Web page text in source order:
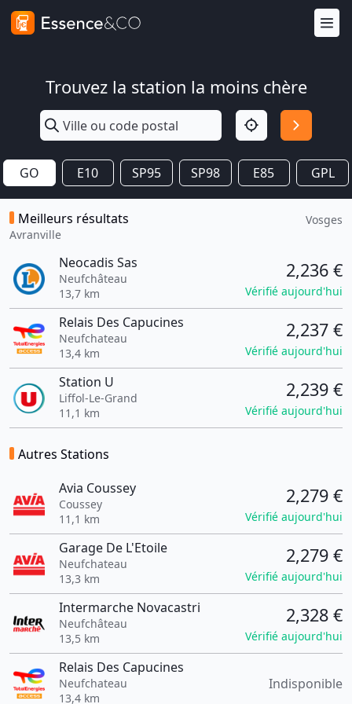
Trouvez la station la moins chère
GO E10 SP95 SP98 E85 GPL
Meilleurs résultats
Avranville
Vosges
Neocadis Sas
Neufchâteau
13,7 km
2,236 €
Vérifié aujourd'hui
Relais Des Capucines
Neufchateau
13,4 km
2,237 €
Vérifié aujourd'hui
Station U
Liffol-Le-Grand
11,1 km
2,239 €
Vérifié aujourd'hui
Autres Stations
Avia Coussey
Coussey
11,1 km
2,279 €
Vérifié aujourd'hui
Garage De L'Etoile
Neufchateau
13,3 km
2,279 €
Vérifié aujourd'hui
Intermarche Novacastri
Neufchâteau
13,5 km
2,328 €
Vérifié aujourd'hui
Relais Des Capucines
Neufchateau
13,4 km
Indisponible